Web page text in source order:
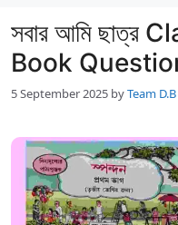
সবার আমি ছাত্র
Book
5 September 2025 byTeam D.B